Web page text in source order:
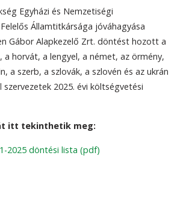
Egyházi és Nemzetiségi
Államtitkársága jóváhagyása
Gábor Alapkezelő Zrt. döntést hozott a
horvát, a lengyel, a német, az örmény,
a szerb, a szlovák, a szlovén és az ukrán
szervezetek 2025. évi költségvetési
itt tekinthetik meg:
2025 döntési lista (pdf)